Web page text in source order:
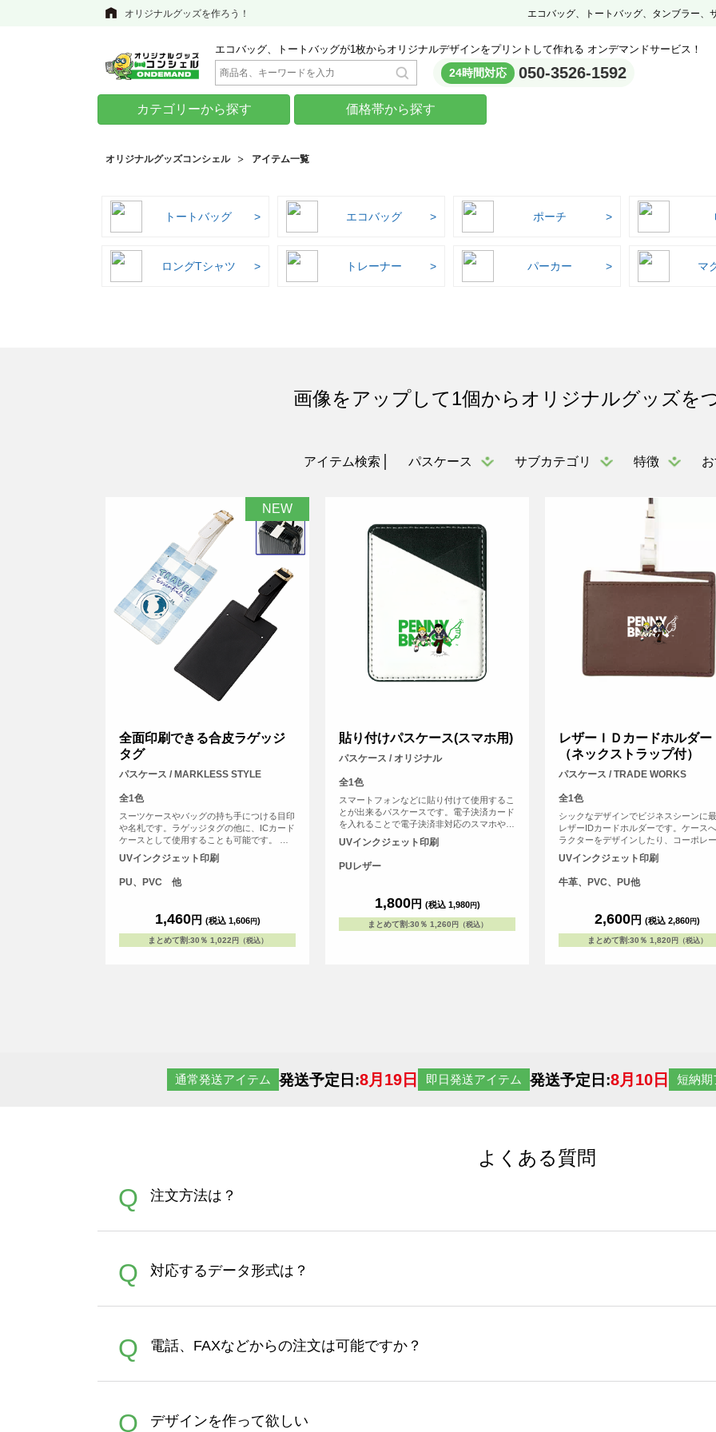
オリジナルグッズを作ろう！ エコバッグ、トートバッグ、タンブラー、
エコバッグ、トートバッグが1枚からオリジナルデザインをプリントして作れる オンデマンドサービス！
24時間対応 050-3526-1592
カテゴリーから探す 価格帯から探す
オリジナルグッズコンシェル アイテム一覧
トートバッグ エコバッグ ポーチ
ロングTシャツ トレーナー パーカー マ
画像をアップして1個からオリジナルグッズを
アイテム検索 パスケース サブカテゴリ 特徴
NEW
全面印刷できる合皮ラゲッジ
タグ
パスケース / MARKLESS STYLE
全1色
スーツケースやバッグの持ち手につける目印
や名札です。ラゲッジタグの他に、ICカード
ケースとして使用することも可能です。 印
刷面が広いので、販促品やイベント物販など
におすすめのアイテムです。<br> ※ベルト
部分には印刷されません
UVインクジェット印刷
PU、PVC 他
1,460円 (税込 1,606円)
まとめて割:30％ 1,022 円（税込）
貼り付けパスケース(スマホ用)
パスケース / オリジナル
全1色
スマートフォンなどに貼り付けて使用するこ
とが出来るパスケースです。電子決済カード
を入れることで電子決済非対応のスマホやケ
ータイをおサイフケータイのように使うこと
が出来ます。オリジナルのデザインをして自
分だけのオリジナルパスケースを作ろう。
UVインクジェット印刷
PUレザー
1,800円 (税込 1,980円)
まとめて割:30％ 1,260 円（税込）
レザーＩＤカードホルダー
（ネックストラップ付）
パスケース / TRADE WORKS
全1色
シックなデザインでビジネスシーンに
レザーIDカードホルダーです。ケース
ラクターをデザインしたり、コーポレー
ゴを入れることで高級感のあるアイテム
ります。ネックストラップ付です。
UVインクジェット印刷
牛革、PVC、PU他
2,600円 (税込 2,860円)
まとめて割:30％ 1,820 円（税込）
通常発送アイテム 発送予定日:8月19日 即日発送アイテム 発送予定日:8月10日 短納期
よくある質問
Q 注文方法は？
A
す。 30枚以上やシルク印刷など、大口注文の場合は、サポートが担当する
さい。製作する数量が多ければ多いほど、オンデマンドサービスよりも低価格で製作するこ
Q 対応するデータ形式は？
A
ズは、20MBです。デジカメやスマホで撮影した写真などもアップロード可能です。使用で
Illustratorからの直接入稿には対応していません。AIで保存し、デザインツールからアップロ
Q 電話、FAXなどからの注文は可能ですか？
A
バッグコンシェルやタンブラーコンシェル
Q デザインを作って欲しい